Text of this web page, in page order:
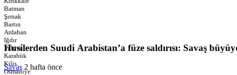
Batman
Şırnak
Bartın
Ardahan
Iğdır
Yalova
Karabük
Kilis
Osmaniye
Husilerden Suudi Arabistan’a füze saldırısı: Savaş
Savaş 2 hafta önce